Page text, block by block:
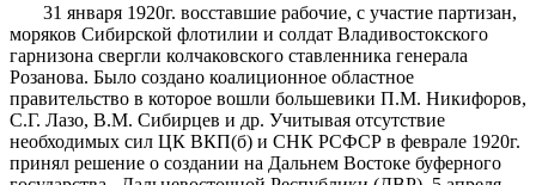
31 января 1920г. восставшие рабочие, с участие партизан,
моряков Сибирской флотилии и солдат Владивостокского
гарнизона свергли колчаковского ставленника генерала
Розанова. Было создано коалиционное областное
правительство в которое вошли большевики П.М. Никифоров,
С.Г. Лазо, В.М. Сибирцев и др. Учитывая отсутствие
необходимых сил ЦК ВКП(б) и СНК РСФСР в феврале 1920г.
принял решение о создании на Дальнем Востоке буферного